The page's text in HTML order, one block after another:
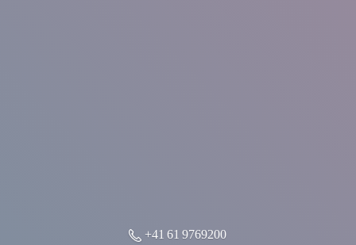
+41 61 9769200